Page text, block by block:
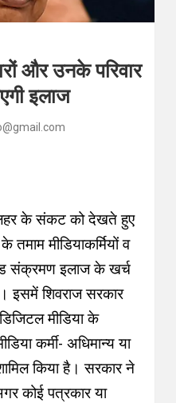
और उनके परिवार
इलाज
लहर के संकट को देखते हुए
मीडियाकर्मियों व
संक्रमण इलाज के खर्च
इसमें शिवराज सरकार
मीडिया के
कर्मी- अधिमान्य या
किया है। सरकार ने
कोई पत्रकार या